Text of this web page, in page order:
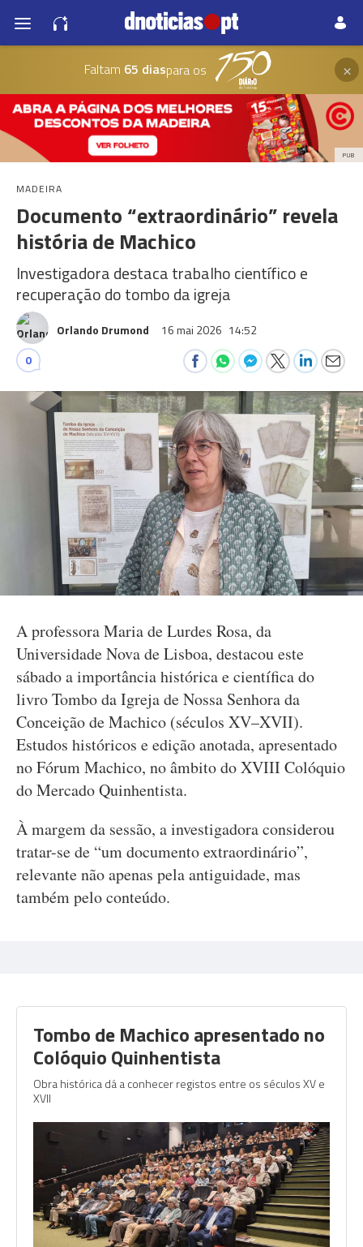
Faltam 65 diaspara os ×
PUB
MADEIRA
Documento “extraordinário” revela
história de Machico
Investigadora destaca trabalho científico e
recuperação do tombo da igreja
Orlando Drumond 16 mai 2026 14:52
0
A professora Maria de Lurdes Rosa, da
Universidade Nova de Lisboa, destacou este
sábado a importância histórica e científica do
livro Tombo da Igreja de Nossa Senhora da
Conceição de Machico (séculos XV–XVII).
Estudos históricos e edição anotada, apresentado
no Fórum Machico, no âmbito do XVIII Colóquio
do Mercado Quinhentista.
À margem da sessão, a investigadora considerou
tratar-se de “um documento extraordinário”,
relevante não apenas pela antiguidade, mas
também pelo conteúdo.
Tombo de Machico apresentado no
Colóquio Quinhentista
Obra histórica dá a conhecer registos entre os séculos XV e
XVII